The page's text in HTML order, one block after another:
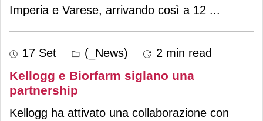
Imperia e Varese, arrivando così a 12 ...
17 Set (_News) 2 min read
Kellogg e Biorfarm siglano una
partnership
Kellogg ha attivato una collaborazione con